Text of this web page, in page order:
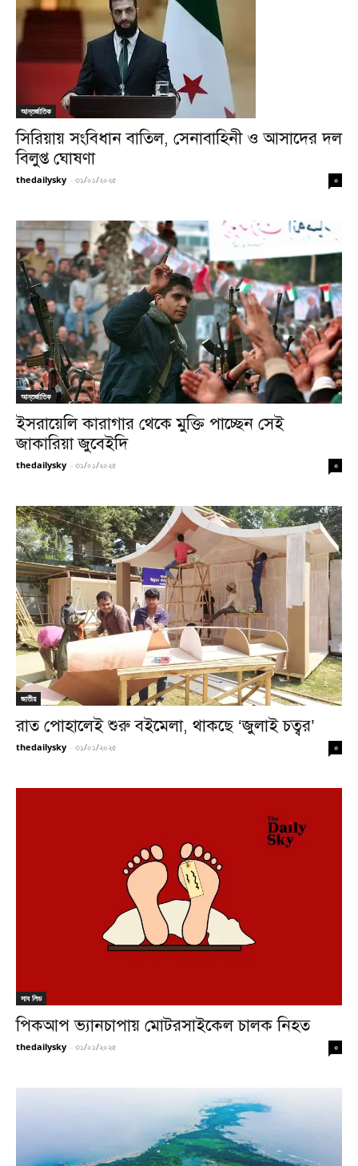
আন্তর্জাতিক
সি‌রিয়ায় সং‌বিধান বাতিল, সেনাবা‌হিনী ও আসা‌দের দল
বিলুপ্ত ঘোষণা
thedailysky - ৩১/০১/২০২৫ ০
আন্তর্জাতিক
ইসরায়েলি কারাগার থেকে মুক্তি পাচ্ছেন সেই
জাকারিয়া জুবেইদি
thedailysky - ৩১/০১/২০২৫ ০
জাতীয়
রাত পোহালেই শুরু বইমেলা, থাকছে ‘জুলাই চত্বর’
thedailysky - ৩১/০১/২০২৫ ০
সাব লিড
পিকআপ ভ্যানচাপায় মোটরসাইকেল চালক নিহত
thedailysky - ৩১/০১/২০২৫ ০